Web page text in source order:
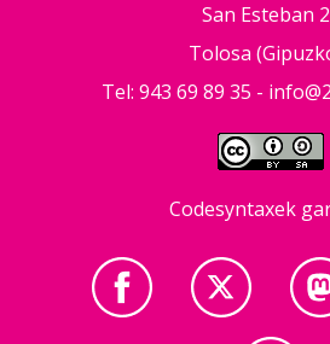
San Esteban
Tolosa
Tel: 943 69 89 35 -
Codesyntaxek